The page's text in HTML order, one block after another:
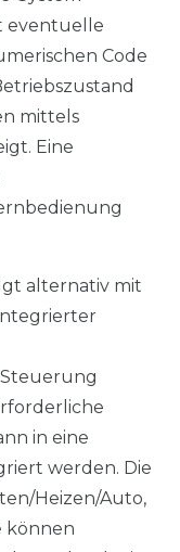
eventuelle
Code
mittels
Eine
alternativ mit
in eine
werden. Die
Heizen/Auto,
können